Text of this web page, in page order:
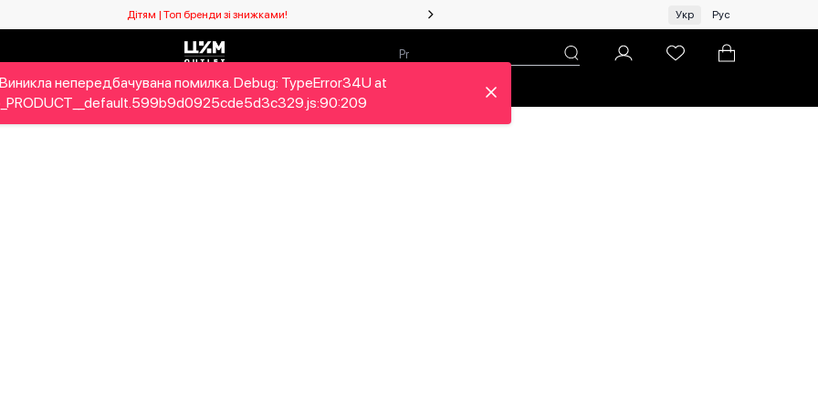
Дітям | Топ бренди зі знижками! Жінкам | Топ бренди зі знижками!
Укр Рус
Дітям Home&Gifts Бренди Новий сезон Про ЦУМ
непередбачувана помилка. Debug: TypeError34U at